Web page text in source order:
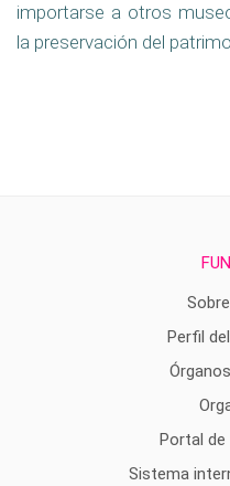
importarse a otros
la preservación del
Perfil
Portal
Sistema